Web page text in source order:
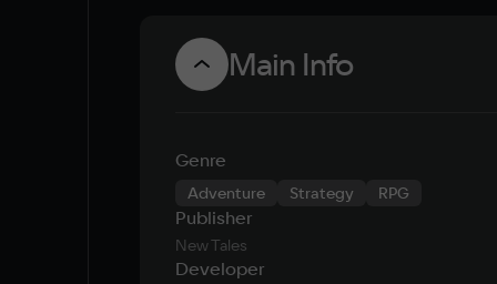
Main Info
Genre
Adventure Strategy RPG
Publisher
New Tales
Developer